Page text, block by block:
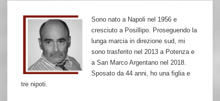
Sono nato a Napoli nel 1956 e
cresciuto a Posillipo. Proseguendo la
lunga marcia in direzione sud, mi
sono trasferito nel 2013 a Potenza e
a San Marco Argentano nel 2018.
Sposato da 44 anni, ho una figlia e
tre nipoti.